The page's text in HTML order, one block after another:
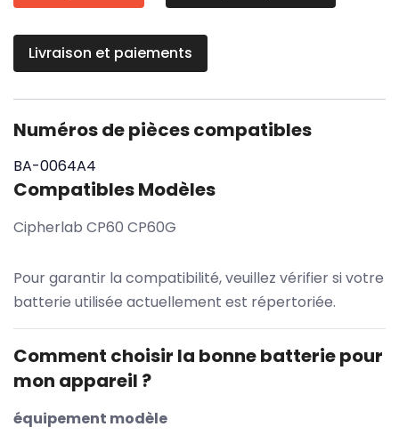
Livraison et paiements
Numéros de pièces compatibles
BA-0064A4
Compatibles Modèles
Cipherlab CP60 CP60G
Pour garantir la compatibilité, veuillez vérifier si votre
batterie utilisée actuellement est répertoriée.
Comment choisir la bonne batterie pour
mon appareil ?
équipement modèle